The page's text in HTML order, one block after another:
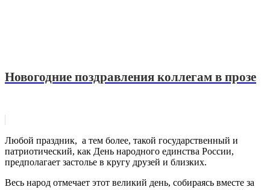
Новогодние поздравления коллегам в прозе
Любой праздник, а тем более, такой государственный и
патриотический, как День народного единства России,
предполагает застолье в кругу друзей и близких.
Весь народ отмечает этот великий день, собираясь вместе за